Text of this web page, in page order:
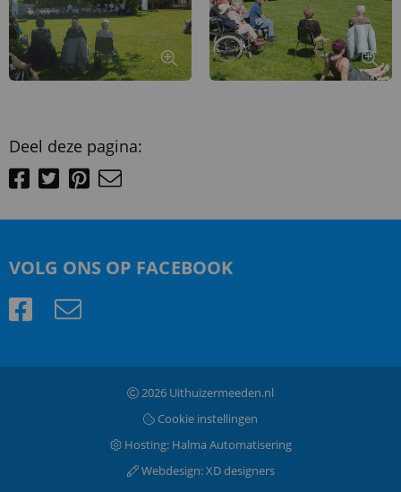
Deel deze pagina:
VOLG ONS OP FACEBOOK
2026 Uithuizermeeden.nl
Cookie instellingen
Hosting: Halma Automatisering
Webdesign:XD designers